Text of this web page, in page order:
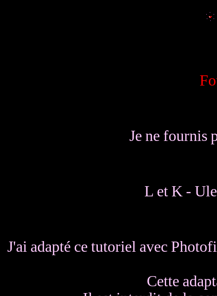
Je ne fournis
L et K -
J'ai adapté ce tutoriel avec
Cette